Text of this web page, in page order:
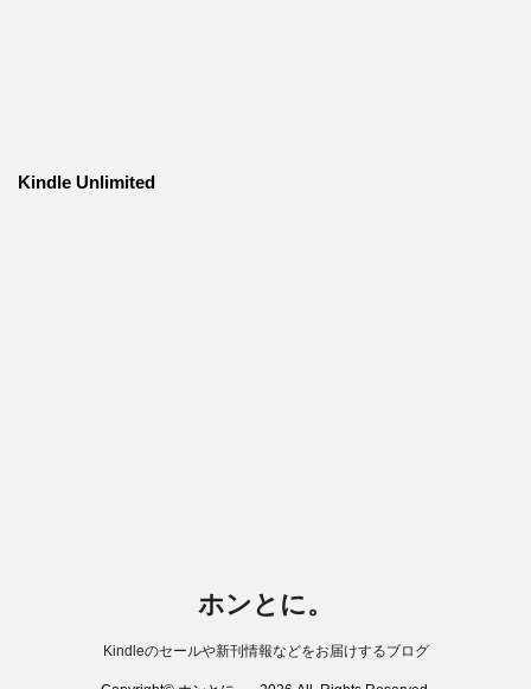
Kindle Unlimited
ホンとに。
Kindleのセールや新刊情報などをお届けするブログ